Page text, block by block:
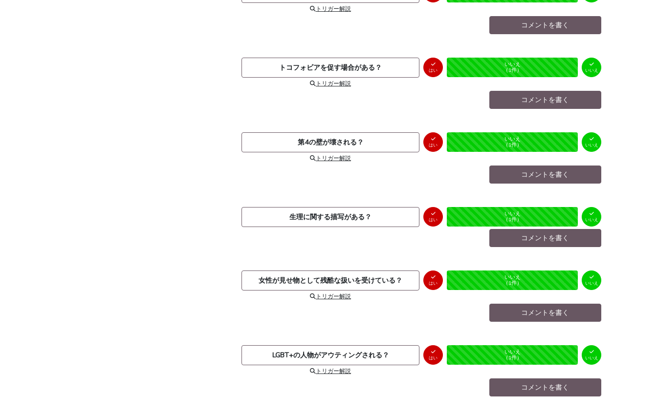
トリガー解説
コメントを書く
トコフォビアを促す場合がある？
トリガー解説
はい
はい
（0件）
未投票
いいえ
（1件） いいえ
コメントを書く
第4の壁が壊される？
トリガー解説
はい
はい
（0件）
未投票
いいえ
（1件） いいえ
コメントを書く
生理に関する描写がある？ はい
はい
（0件）
未投票
いいえ
（1件） いいえ
コメントを書く
女性が見せ物として残酷な扱いを受けている？
トリガー解説
はい
はい
（0件）
未投票
いいえ
（1件） いいえ
コメントを書く
LGBT+の人物がアウティングされる？
トリガー解説
はい
はい
（0件）
未投票
いいえ
（1件） いいえ
コメントを書く